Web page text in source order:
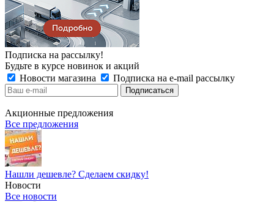
Подписка на рассылку!
Будьте в курсе новинок и акций
Новости магазина
Подписка на e-mail рассылку
Акционные предложения
Все предложения
Нашли дешевле? Сделаем скидку!
Новости
Все новости